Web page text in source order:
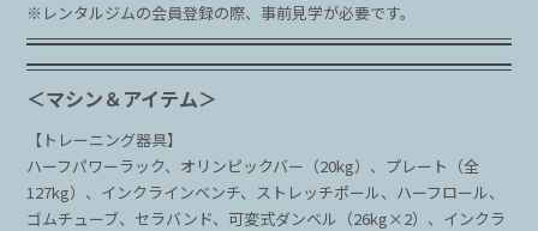
※レンタルジムの会員登録の際、事前見学が必要です。
＜マシン＆アイテム＞
【トレーニング器具】
ハーフパワーラック、オリンピックバー（20kg）、プレート（全
127kg）、インクラインベンチ、ストレッチポール、ハーフロール、
ゴムチューブ、セラバンド、可変式ダンベル（26kg×️2）、インクラ